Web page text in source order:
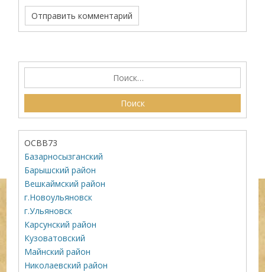
ОСВВ73
Базарносызганский
Барышский район
Вешкаймский район
г.Новоульяновск
г.Ульяновск
Карсунский район
Кузоватовский
Майнский район
Николаевский район